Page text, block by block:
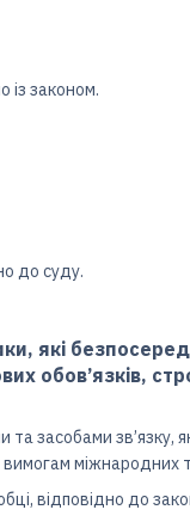
із законом.
до суду.
які
обов’язків,
засобами зв’язку,
міжнародних
відповідно до